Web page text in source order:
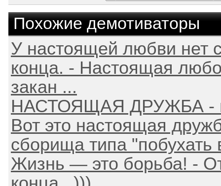
Похожие демотиваторы
У настоящей любви нет
конца. - Настоящая
закан ...
НАСТОЯЩАЯ ДРУЖБА -
Вот это настоящая
сборища типа "побухать
Жизнь — это борьба! -